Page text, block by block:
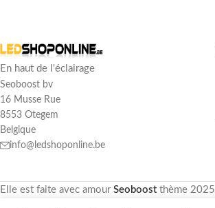
En haut de l'éclairage
Seoboost bv
16 Musse Rue
8553 Otegem
Belgique
info@ledshoponline.be
Elle est faite avec amour Seoboostthème 2025